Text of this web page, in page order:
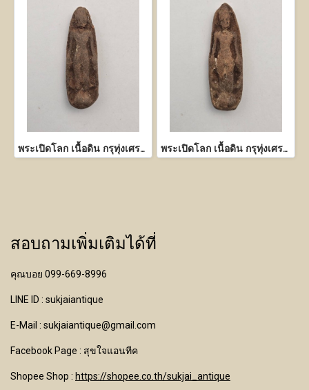
พระเปิดโลก เนื้อดิน กรุทุ่งเศรษฐี กำแพงเพชร พระเปิดโลก เนื้อดิน กรุทุ่งเศรษฐี กำแพงเพชร
สอบถามเพิ่มเติมได้ที่
คุณบอย 099-669-8996
LINE ID : sukjaiantique
E-Mail : sukjaiantique@gmail.com
Facebook Page : สุขใจแอนทีค
Shopee Shop : https://shopee.co.th/sukjai_antique